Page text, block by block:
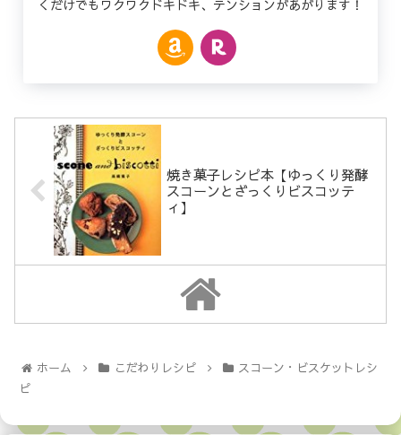
くだけでもワクワクドキドキ、テンションがあがります！
焼き菓子レシピ本【ゆっくり発酵
スコーンとざっくりビスコッテ
ィ】
ホーム こだわりレシピ
スコーン・ビスケットレシ
ピ